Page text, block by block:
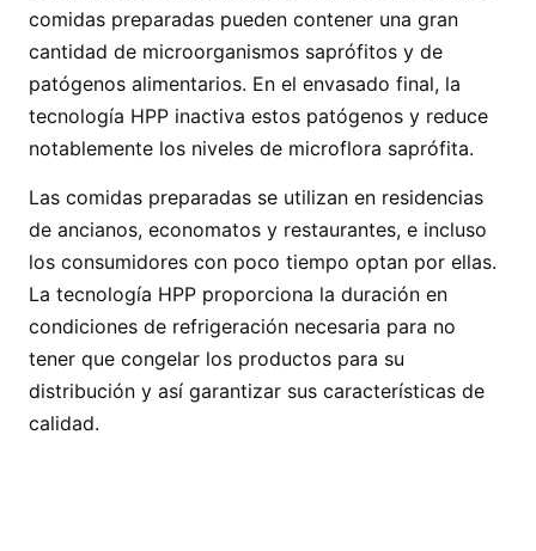
comidas preparadas pueden contener una gran
cantidad de microorganismos saprófitos y de
patógenos alimentarios. En el envasado final, la
tecnología HPP inactiva estos patógenos y reduce
notablemente los niveles de microflora saprófita.
Las comidas preparadas se utilizan en residencias
de ancianos, economatos y restaurantes, e incluso
los consumidores con poco tiempo optan por ellas.
La tecnología HPP proporciona la duración en
condiciones de refrigeración necesaria para no
tener que congelar los productos para su
distribución y así garantizar sus características de
calidad.